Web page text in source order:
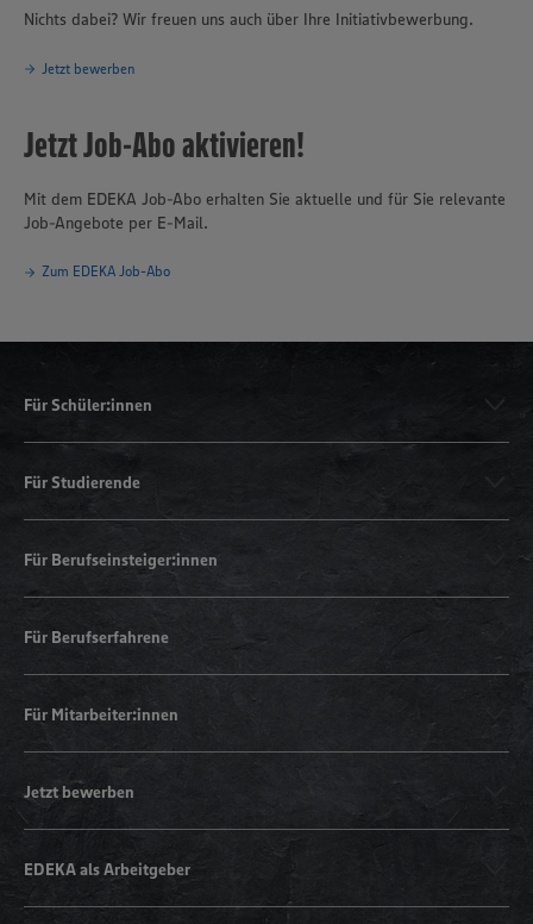
Nichts dabei? Wir freuen uns auch über Ihre Initiativbewerbung.
Jetzt bewerben
Jetzt Job-Abo aktivieren!
Mit dem EDEKA Job-Abo erhalten Sie aktuelle und für Sie relevante
Job-Angebote per E-Mail.
Zum EDEKA Job-Abo
Für Schüler:innen
Für Studierende
Für Berufseinsteiger:innen
Für Berufserfahrene
Für Mitarbeiter:innen
Jetzt bewerben
EDEKA als Arbeitgeber